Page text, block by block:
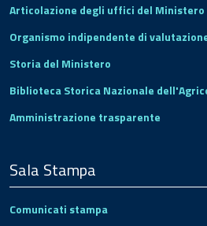
Articolazione degli uffici del Ministero
Organismo indipendente di
Storia del Ministero
Biblioteca Storica Nazionale
Amministrazione trasparente
Sala Stampa
Comunicati stampa